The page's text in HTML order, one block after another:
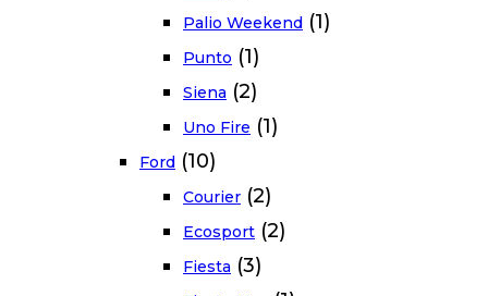
Palio Weekend (1)
Punto (1)
Siena (2)
Uno Fire (1)
Ford (10)
Courier (2)
Ecosport (2)
Fiesta (3)